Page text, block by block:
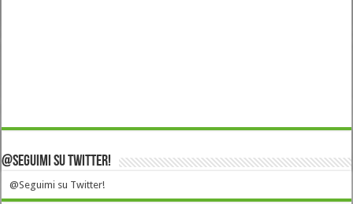
@Seguimi su Twitter!
@Seguimi su Twitter!